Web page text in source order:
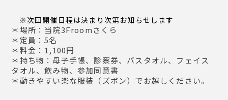
※次回開催日程は決まり次第お知らせします
＊場所：当院3Froomさくら
＊定員：5名
＊料金：1,100円
＊持ち物：母子手帳、診察券、バスタオル、フェイス
タオル、飲み物、参加同意書
＊動きやすい楽な服装（ズボン）でお越しください。